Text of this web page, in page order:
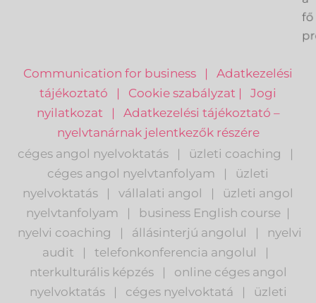
a
fő
Communication for business | Adatkezelési
tájékoztató | Cookie szabályzat | Jogi
nyilatkozat | Adatkezelési tájékoztató –
nyelvtanárnak jelentkezők részére
céges angol nyelvoktatás
| üzleti coaching
|
céges angol nyelvtanfolyam
|
üzleti
nyelvoktatás
| vállalati angol |
üzleti angol
nyelvtanfolyam
| business English course |
nyelvi coaching
| állásinterjú angolul |
nyelvi
audit
| telefonkonferencia angolul
|
nterkulturális képzés
| online céges angol
nyelvoktatás
| céges nyelvoktatá |
üzleti